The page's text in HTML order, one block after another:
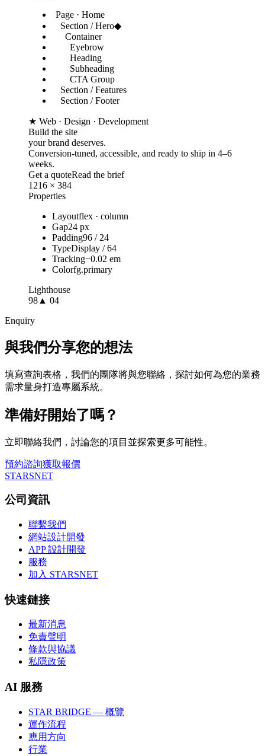
Page · Home
Section / Hero◆
Container
Eyebrow
Heading
Subheading
CTA Group
Section / Features
Section / Footer
★ Web · Design · Development
Build the site
your brand deserves.
Conversion-tuned, accessible, and ready to ship in 4–6
weeks.
Get a quoteRead the brief
1216 × 384
Properties
Layoutflex · column
Gap24 px
Padding96 / 24
TypeDisplay / 64
Tracking−0.02 em
Colorfg.primary
Lighthouse
98 ▲ 04
Enquiry
與我們分享您的想法
填寫查詢表格，我們的團隊將與您聯絡，探討如何為您的業務
需求量身打造專屬系統。
準備好開始了嗎？
立即聯絡我們，討論您的項目並探索更多可能性。
預約諮詢獲取報價
STARSNET
公司資訊
聯繫我們
網站設計開發
APP 設計開發
服務
加入 STARSNET
快速鏈接
最新消息
免責聲明
條款與協議
私隱政策
AI 服務
STAR BRIDGE — 概覽
運作流程
應用方向
行業